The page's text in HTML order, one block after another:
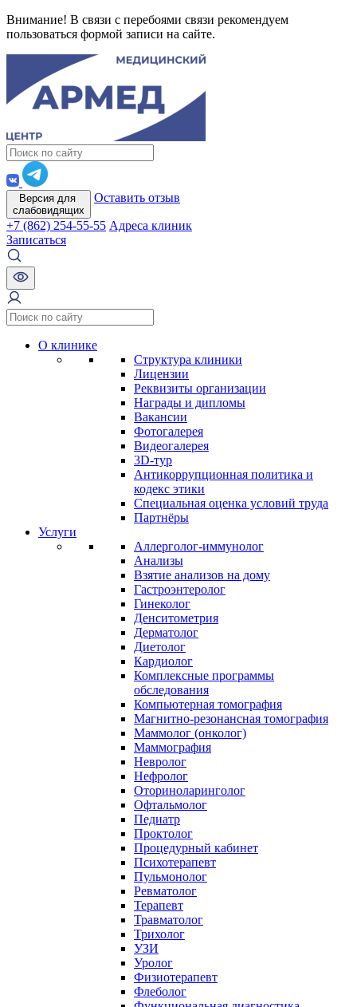
Внимание! В связи с перебоями связи рекомендуем
пользоваться формой записи на сайте.
Версия для
слабовидящих
Оставить отзыв
+7 (862) 254-55-55 Адреса клиник
Записаться
О клинике
Структура клиники
Лицензии
Реквизиты организации
Награды и дипломы
Вакансии
Фотогалерея
Видеогалерея
3D-тур
Антикоррупционная политика и
кодекс этики
Специальная оценка условий труда
Партнёры
Услуги
Аллерголог-иммунолог
Анализы
Взятие анализов на дому
Гастроэнтеролог
Гинеколог
Денситометрия
Дерматолог
Диетолог
Кардиолог
Комплексные программы
обследования
Компьютерная томография
Магнитно-резонансная томография
Маммолог (онколог)
Маммография
Невролог
Нефролог
Оториноларинголог
Офтальмолог
Педиатр
Проктолог
Процедурный кабинет
Психотерапевт
Пульмонолог
Ревматолог
Терапевт
Травматолог
Трихолог
УЗИ
Уролог
Физиотерапевт
Флеболог